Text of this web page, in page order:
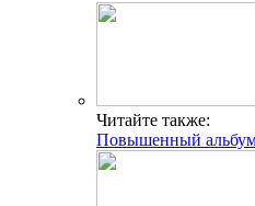
Читайте также:
Повышенный